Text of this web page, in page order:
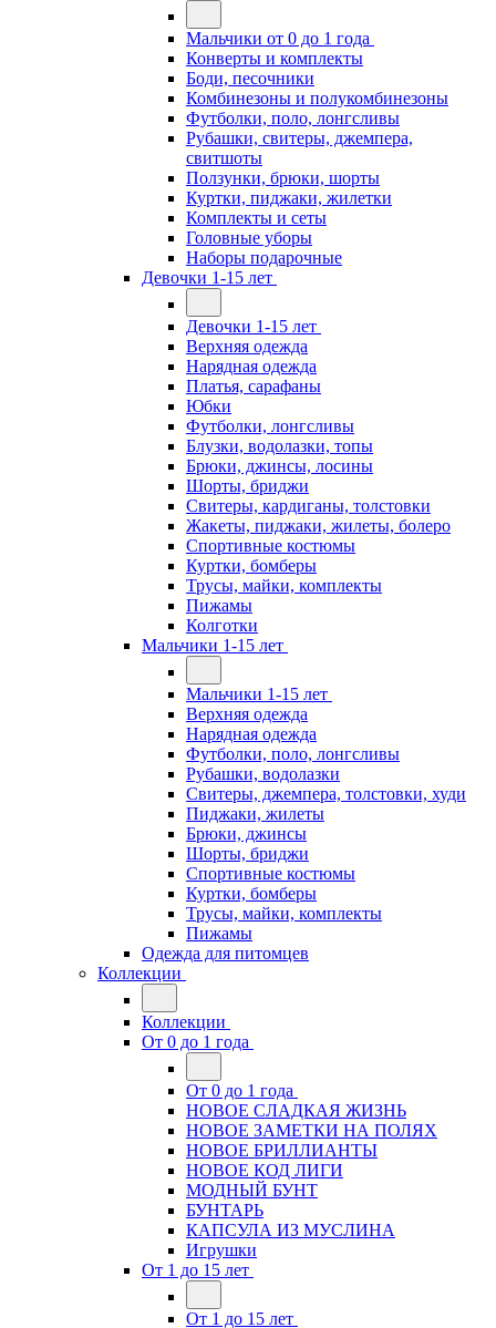
Мальчики от 0 до 1 года
Конверты и комплекты
Боди, песочники
Комбинезоны и полукомбинезоны
Футболки, поло, лонгсливы
Рубашки, свитеры, джемпера,
свитшоты
Ползунки, брюки, шорты
Куртки, пиджаки, жилетки
Комплекты и сеты
Головные уборы
Наборы подарочные
Девочки 1-15 лет
Девочки 1-15 лет
Верхняя одежда
Нарядная одежда
Платья, сарафаны
Юбки
Футболки, лонгсливы
Блузки, водолазки, топы
Брюки, джинсы, лосины
Шорты, бриджи
Свитеры, кардиганы, толстовки
Жакеты, пиджаки, жилеты, болеро
Спортивные костюмы
Куртки, бомберы
Трусы, майки, комплекты
Пижамы
Колготки
Мальчики 1-15 лет
Мальчики 1-15 лет
Верхняя одежда
Нарядная одежда
Футболки, поло, лонгсливы
Рубашки, водолазки
Свитеры, джемпера, толстовки, худи
Пиджаки, жилеты
Брюки, джинсы
Шорты, бриджи
Спортивные костюмы
Куртки, бомберы
Трусы, майки, комплекты
Пижамы
Одежда для питомцев
Коллекции
Коллекции
От 0 до 1 года
От 0 до 1 года
НОВОЕ СЛАДКАЯ ЖИЗНЬ
НОВОЕ ЗАМЕТКИ НА ПОЛЯХ
НОВОЕ БРИЛЛИАНТЫ
НОВОЕ КОД ЛИГИ
МОДНЫЙ БУНТ
БУНТАРЬ
КАПСУЛА ИЗ МУСЛИНА
Игрушки
От 1 до 15 лет
От 1 до 15 лет